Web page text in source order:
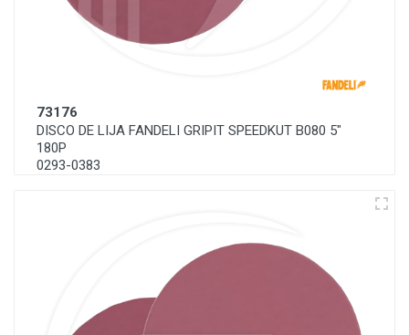
73176
DISCO DE LIJA FANDELI GRIPIT SPEEDKUT B080 5"
180P
0293-0383